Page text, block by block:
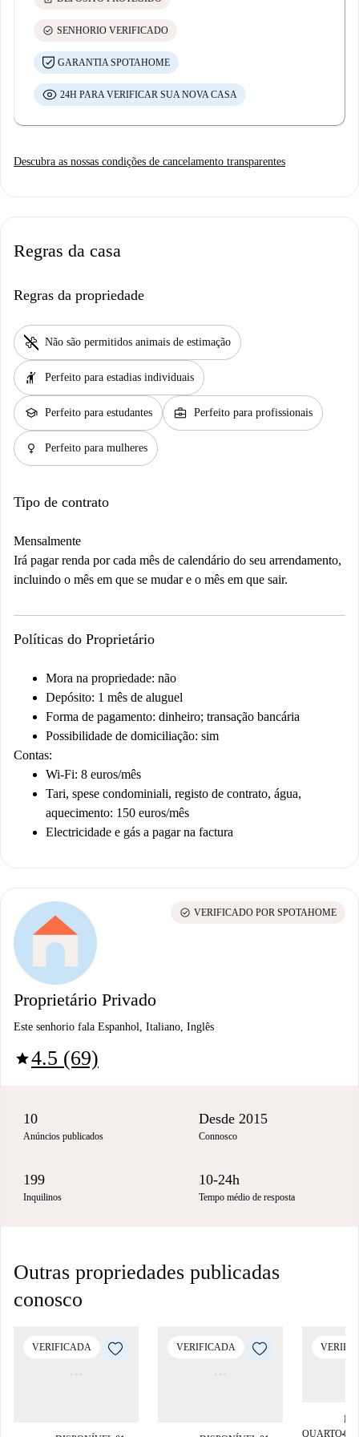
check_circle SENHORIO VERIFICADO
GARANTIA SPOTAHOME
24H PARA VERIFICAR SUA NOVA CASA
Descubra as nossas condições de cancelamento transparentes
Regras da casa
Regras da propriedade
pet_supplies Não são permitidos animais de estimação
hail Perfeito para estadias individuais
school Perfeito para estudantes business_center Perfeito para profissionais
female Perfeito para mulheres
Tipo de contrato
Mensalmente
Irá pagar renda por cada mês de calendário do seu arrendamento,
incluindo o mês em que se mudar e o mês em que sair.
Políticas do Proprietário
Mora na propriedade: não
Depósito: 1 mês de aluguel
Forma de pagamento: dinheiro; transação bancária
Possibilidade de domiciliação: sim
Contas:
Wi-Fi: 8 euros/mês
Tari, spese condominiali, registo de contrato, água,
aquecimento: 150 euros/mês
Electricidade e gás a pagar na factura
Proprietário Privado
Este senhorio fala Espanhol, Italiano, Inglês
star4.5 (69)
check_circle VERIFICADO POR SPOTAHOME
10
Anúncios publicados
Desde 2015
Connosco
199
Inquilinos
10-24h
Tempo médio de resposta
Outras propriedades publicadas
conosco
VERIFICADA VERIFICADA
QUARTO■01